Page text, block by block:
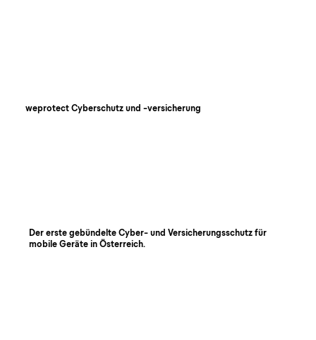
Der erste gebündelte Cyber- und Versicherungsschutz für
mobile Geräte in Österreich.
weprotect Cyberschutz und -versicherung